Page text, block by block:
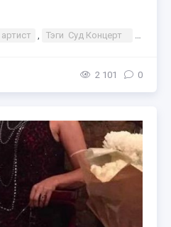
артист , Тэги Суд Концерт ,
2 101 0